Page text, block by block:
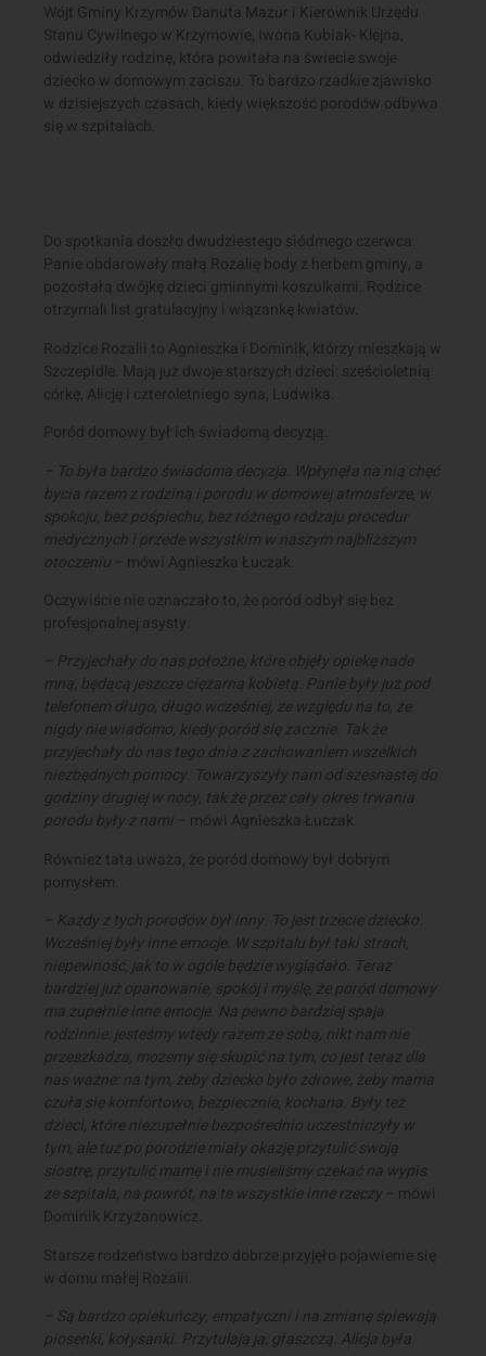
Wójt Gminy Krzymów Danuta Mazur i Kierownik Urzędu
Stanu Cywilnego w Krzymowie, Iwona Kubiak- Klejna,
odwiedziły rodzinę, która powitała na świecie swoje
dziecko w domowym zaciszu. To bardzo rzadkie zjawisko
w dzisiejszych czasach, kiedy większość porodów odbywa
się w szpitalach.
Do spotkania doszło dwudziestego siódmego czerwca.
Panie obdarowały małą Rozalię body z herbem gminy, a
pozostałą dwójkę dzieci gminnymi koszulkami. Rodzice
otrzymali list gratulacyjny i wiązankę kwiatów.
Rodzice Rozalii to Agnieszka i Dominik, którzy mieszkają w
Szczepidle. Mają już dwoje starszych dzieci: sześcioletnią
córkę, Alicję i czteroletniego syna, Ludwika.
Poród domowy był ich świadomą decyzją.
– To była bardzo świadoma decyzja. Wpłynęła na nią chęć
bycia razem z rodziną i porodu w domowej atmosferze, w
spokoju, bez pośpiechu, bez różnego rodzaju procedur
medycznych i przede wszystkim w naszym najbliższym
otoczeniu – mówi Agnieszka Łuczak.
Oczywiście nie oznaczało to, że poród odbył się bez
profesjonalnej asysty.
– Przyjechały do nas położne, które objęły opiekę nade
mną, będącą jeszcze ciężarną kobietą. Panie były już pod
telefonem długo, długo wcześniej, ze względu na to, że
nigdy nie wiadomo, kiedy poród się zacznie. Tak że
przyjechały do nas tego dnia z zachowaniem wszelkich
niezbędnych pomocy. Towarzyszyły nam od szesnastej do
godziny drugiej w nocy, tak że przez cały okres trwania
porodu były z nami – mówi Agnieszka Łuczak.
Również tata uważa, że poród domowy był dobrym
pomysłem.
– Każdy z tych porodów był inny. To jest trzecie dziecko.
Wcześniej były inne emocje. W szpitalu był taki strach,
niepewność, jak to w ogóle będzie wyglądało. Teraz
bardziej już opanowanie, spokój i myślę, że poród domowy
ma zupełnie inne emocje. Na pewno bardziej spaja
rodzinnie: jesteśmy wtedy razem ze sobą, nikt nam nie
przeszkadza, możemy się skupić na tym, co jest teraz dla
nas ważne: na tym, żeby dziecko było zdrowe, żeby mama
czuła się komfortowo, bezpiecznie, kochana. Były też
dzieci, które niezupełnie bezpośrednio uczestniczyły w
tym, ale tuż po porodzie miały okazję przytulić swoją
siostrę, przytulić mamę i nie musieliśmy czekać na wypis
ze szpitala, na powrót, na te wszystkie inne rzeczy
– mówi
Dominik Krzyżanowicz.
Starsze rodzeństwo bardzo dobrze przyjęło pojawienie się
w domu małej Rozalii.
– Są bardzo opiekuńczy, empatyczni i na zmianę śpiewają
piosenki, kołysanki. Przytulają ją, głaszczą. Alicja była